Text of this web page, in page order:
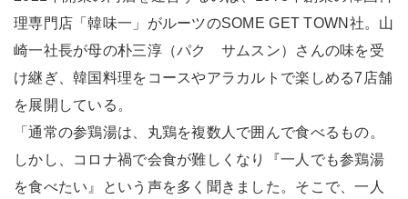
理専門店「韓味一」がルーツのSOME GET TOWN社。山
崎一社長が母の朴三淳（パク サムスン）さんの味を受
け継ぎ、韓国料理をコースやアラカルトで楽しめる7店舗
を展開している。
「通常の参鶏湯は、丸鶏を複数人で囲んで食べるもの。
しかし、コロナ禍で会食が難しくなり『一人でも参鶏湯
を食べたい』という声を多く聞きました。そこで、一人